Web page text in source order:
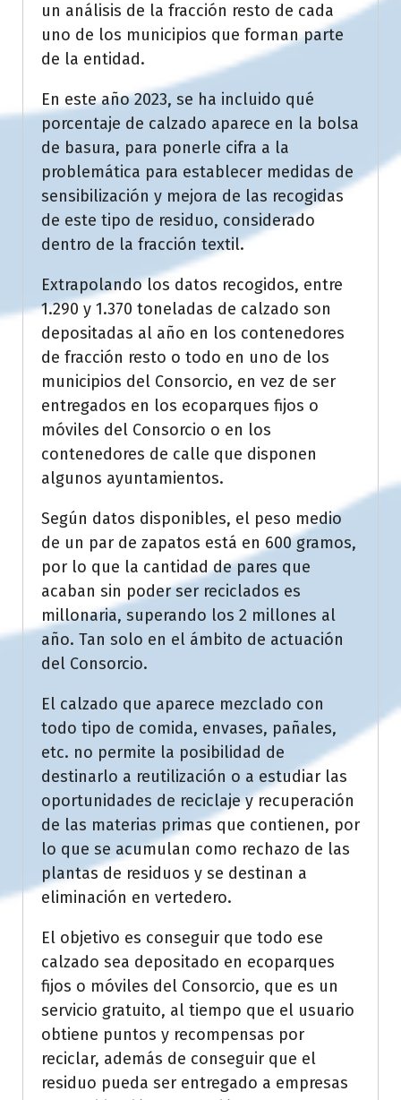
un análisis de la fracción resto de cada
uno de los municipios que forman parte
de la entidad.
En este año 2023, se ha incluido qué
porcentaje de calzado aparece en la bolsa
de basura, para ponerle cifra a la
problemática para establecer medidas de
sensibilización y mejora de las recogidas
de este tipo de residuo, considerado
dentro de la fracción textil.
Extrapolando los datos recogidos, entre
1.290 y 1.370 toneladas de calzado son
depositadas al año en los contenedores
de fracción resto o todo en uno de los
municipios del Consorcio, en vez de ser
entregados en los ecoparques fijos o
móviles del Consorcio o en los
contenedores de calle que disponen
algunos ayuntamientos.
Según datos disponibles, el peso medio
de un par de zapatos está en 600 gramos,
por lo que la cantidad de pares que
acaban sin poder ser reciclados es
millonaria, superando los 2 millones al
año. Tan solo en el ámbito de actuación
del Consorcio.
El calzado que aparece mezclado con
todo tipo de comida, envases, pañales,
etc. no permite la posibilidad de
destinarlo a reutilización o a estudiar las
oportunidades de reciclaje y recuperación
de las materias primas que contienen, por
lo que se acumulan como rechazo de las
plantas de residuos y se destinan a
eliminación en vertedero.
El objetivo es conseguir que todo ese
calzado sea depositado en ecoparques
fijos o móviles del Consorcio, que es un
servicio gratuito, al tiempo que el usuario
obtiene puntos y recompensas por
reciclar, además de conseguir que el
residuo pueda ser entregado a empresas